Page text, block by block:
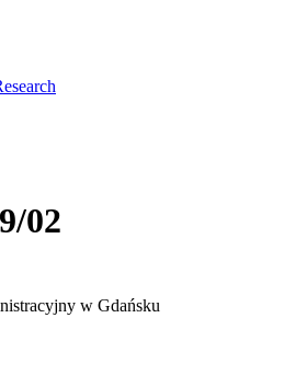
02
w Gdańsku